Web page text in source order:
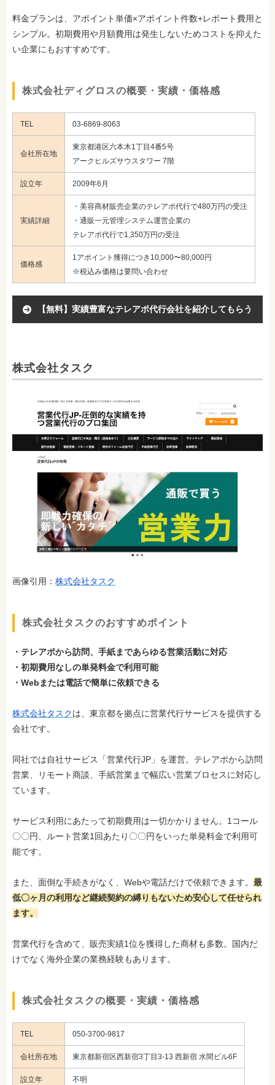
料金プランは、アポイント単価×アポイント件数+レポート費用と
シンプル。初期費用や月額費用は発生しないためコストを抑えた
い企業にもおすすめです。
株式会社ディグロスの概要・実績・価格感
TEL 03-6869-8063
会社所在地
東京都港区六本木1丁目4番5号
アークヒルズサウスタワー 7階
設立年 2009年6月
実績詳細
・美容商材販売企業のテレアポ代行で480万円の受注
・通販一元管理システム運営企業の
テレアポ代行で1,350万円の受注
価格感
1アポイント獲得につき10,000〜80,000円
※税込み価格は要問い合わせ
【無料】実績豊富なテレアポ代行会社を紹介してもらう
株式会社タスク
画像引用： 株式会社タスク
株式会社タスクのおすすめポイント
・テレアポから訪問、手紙まであらゆる営業活動に対応
・初期費用なしの単発料金で利用可能
・Webまたは電話で簡単に依頼できる
株式会社タスクは、東京都を拠点に営業代行サービスを提供する
会社です。
同社では自社サービス「営業代行JP」を運営。テレアポから訪問
営業、リモート商談、手紙営業まで幅広い営業プロセスに対応し
ています。
サービス利用にあたって初期費用は一切かかりません。1コール
〇〇円、ルート営業1回あたり〇〇円をいった単発料金で利用可
能です。
また、面倒な手続きがなく、Webや電話だけで依頼できます。 最
低〇ヶ月の利用など継続契約の縛りもないため安心して任せられ
ます。
営業代行を含めて、販売実績1位を獲得した商材も多数。国内だ
けでなく海外企業の業務経験もあります。
株式会社タスクの概要・実績・価格感
TEL 050-3700-9817
会社所在地 東京都新宿区西新宿3丁目3-13 西新宿 水間ビル6F
設立年 不明